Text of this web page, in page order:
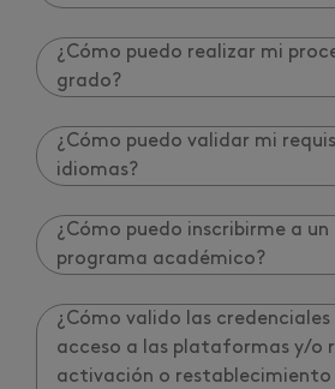
¿Cómo puedo realizar mi
grado?
¿Cómo puedo validar mi
idiomas?
¿Cómo puedo inscribirme a un
programa académico?
¿Cómo valido las credenciales
acceso a las plataformas y/o
activación o restablecimiento